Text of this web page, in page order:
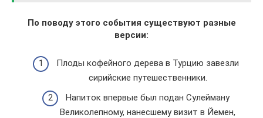
По поводу этого события существуют разные
версии:
Плоды кофейного дерева в Турцию завезли
сирийские путешественники.
Напиток впервые был подан Сулейману
Великолепному, нанесшему визит в Йемен,